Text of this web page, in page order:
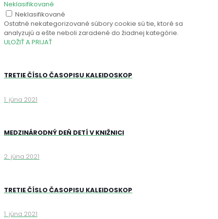
Neklasifikované
Neklasifikované
Ostatné nekategorizované súbory cookie sú tie, ktoré sa
analyzujú a ešte neboli zaradené do žiadnej kategórie.
ULOŽIŤ A PRIJAŤ
TRETIE ČÍSLO ČASOPISU KALEIDOSKOP
1. júna 2021
MEDZINÁRODNÝ DEŇ DETÍ V KNIŽNICI
2. júna 2021
TRETIE ČÍSLO ČASOPISU KALEIDOSKOP
1. júna 2021